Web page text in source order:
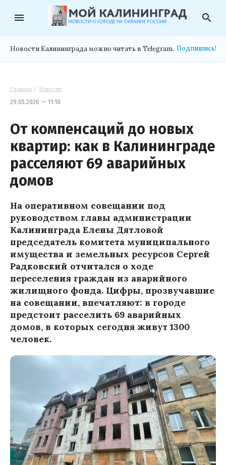
menu search
Новости Калининграда можно читать в Telegram. Подпишись!
Главная / Новости
29.05.2026 — 11:10
От компенсаций до новых
квартир: как в Калининграде
расселяют 69 аварийных
домов
На оперативном совещании под
руководством главы администрации
Калининграда Елены Дятловой
председатель комитета муниципального
имущества и земельных ресурсов Сергей
Радковский отчитался о ходе
переселения граждан из аварийного
жилищного фонда. Цифры, прозвучавшие
на совещании, впечатляют: в городе
предстоит расселить 69 аварийных
домов, в которых сегодня живут 1300
человек.